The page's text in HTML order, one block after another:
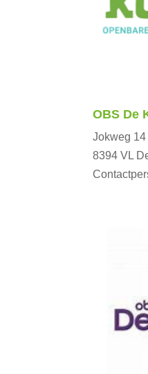
OBS De
Jokweg 14
8394 VL